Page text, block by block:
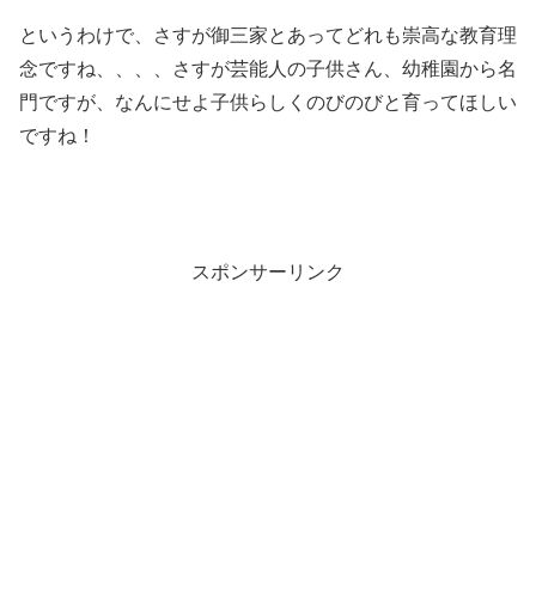
というわけで、さすが御三家とあってどれも崇高な教育理
念ですね、、、、さすが芸能人の子供さん、幼稚園から名
門ですが、なんにせよ子供らしくのびのびと育ってほしい
ですね！
スポンサーリンク